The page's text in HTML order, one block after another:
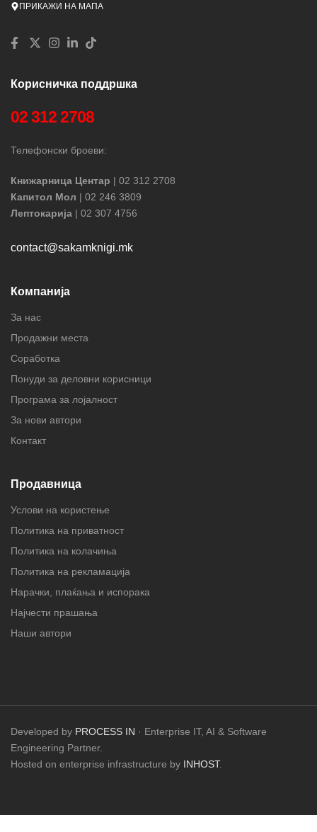
ПРИКАЖИ НА МАПА
Корисничка поддршка
02 312 2708
Телефонски броеви:
Книжарница Центар | 02 312 2708
Капитол Мол | 02 246 3809
Лептокарија | 02 307 4756
contact@sakamknigi.mk
Компанија
За нас
Продажни места
Соработка
Понуди за деловни корисници
Програма за лојалност
За нови автори
Контакт
Продавница
Услови на користење
Политика на приватност
Политика на колачиња
Политика на рекламација
Нарачки, плаќања и испорака
Најчести прашања
Наши автори
Developed by PROCESS IN · Enterprise IT, AI & Software
Engineering Partner.
Hosted on enterprise infrastructure by INHOST.